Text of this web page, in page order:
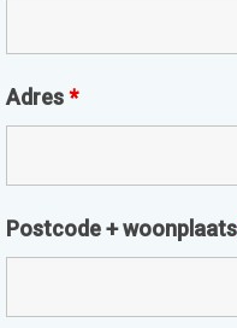
Adres*
Postcode + woonplaats